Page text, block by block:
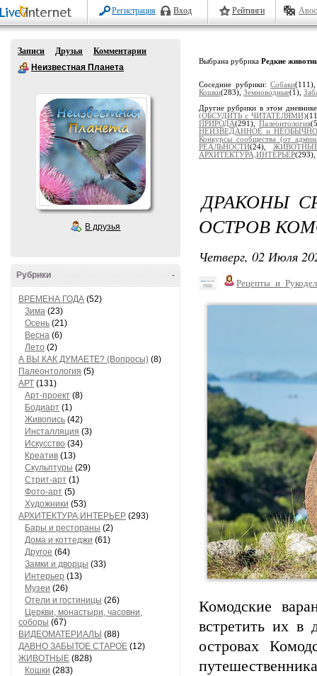
Регистрация Вход Рейтинги
Записи Друзья
Комментарии
Неизвестная Планета
В друзья
-
Рубрики
ВРЕМЕНА ГОДА (52)
Зима (23)
Осень (21)
Весна (6)
Лето (2)
А ВЫ КАК ДУМАЕТЕ? (Вопросы) (8)
Палеонтология (5)
АРТ (131)
Арт-проект (8)
Бодиарт (1)
Живопись (42)
Инсталляция (3)
Искусство (34)
Креатив (13)
Скульптуры (29)
Стрит-арт (1)
Фото-арт (5)
Художники (53)
АРХИТЕКТУРА,ИНТЕРЬЕР (293)
Бары и рестораны (2)
Дома и коттеджи (61)
Другое (64)
Замки и дворцы (33)
Интерьер (13)
Музеи (26)
Отели и гостиницы (26)
Церкви, монастыри, часовни,
соборы (67)
ВИДЕОМАТЕРИАЛЫ (88)
ДАВНО ЗАБЫТОЕ СТАРОЕ (12)
ЖИВОТНЫЕ (828)
Кошки (283)
Выбрана рубрика Редкие
Соседние рубрики:Собаки
Кошки(283), Земноводные(1),
Другие рубрики в этом
(ОБСУДИТЬ с ЧИТАТЕЛЯМИ)
ПРИРОДА(291),Палеонтология
НЕИЗВЕДАННОЕ и
Конкурсы сообщества (от
РЕАЛЬНОСТИ(24),
АРХИТЕКТУРА,ИНТЕРЬЕР(293),
ДРАКОНЫ
ОСТРОВ
Четверг, 02 Июля
Комодские
встретить их в
островах
путешественника